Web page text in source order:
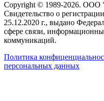
Copyright © 1989-2026. ООО
Свидетельство о
25.12.2020 г., выдано
сфере связи,
коммуникаций.
Политика
персональных данных